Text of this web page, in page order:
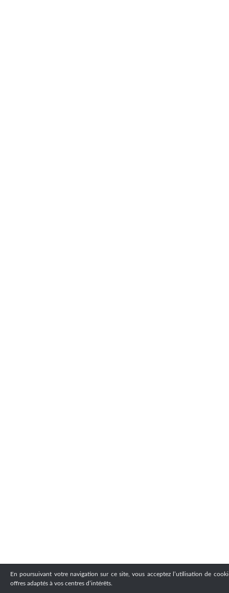
En poursuivant votre navigation sur ce site, vous acceptez l’utilisation de
offres adaptés à vos centres d’intérêts.